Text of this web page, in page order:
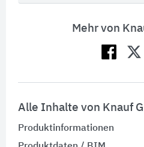
Mehr von
Alle Inhalte von Knauf
Produktinformationen